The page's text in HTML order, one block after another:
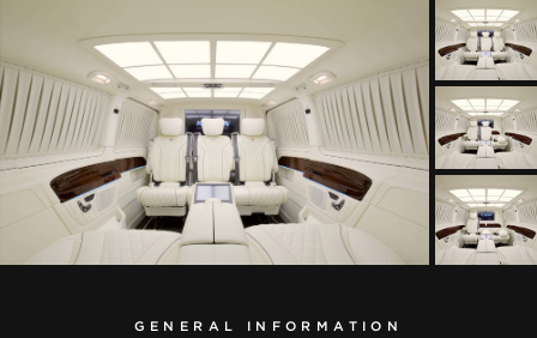
GENERAL INFORMATION
ABOUT US
CONTACT